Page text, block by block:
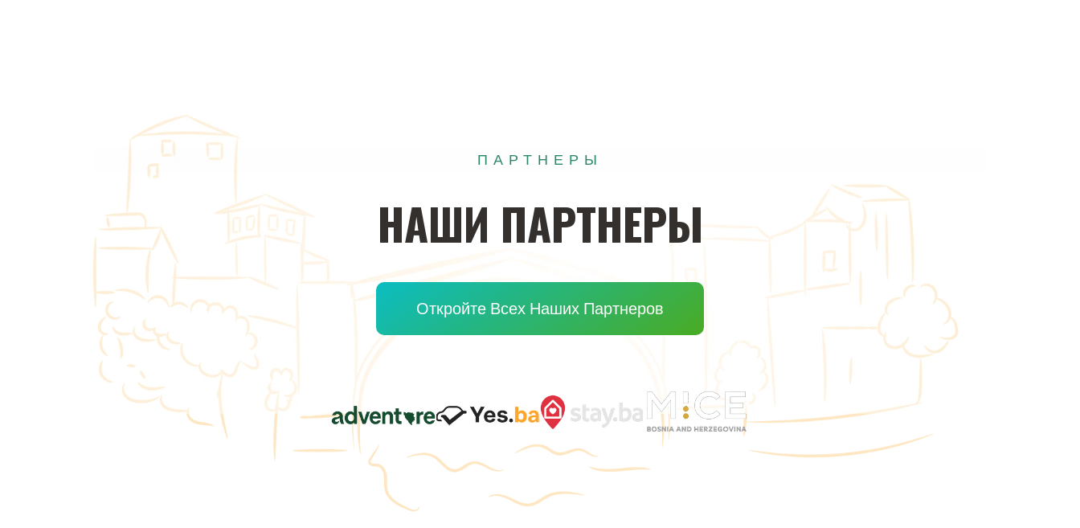
ПАРТНЕРЫ
НАШИ ПАРТНЕРЫ
Откройте Всех Наших Партнеров